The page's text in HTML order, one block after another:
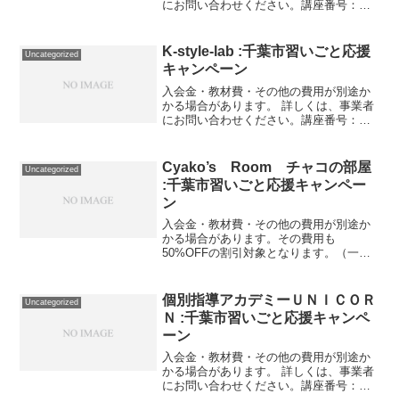
にお問い合わせください。講座番号：
分。 入会金なし。出張費(割引...
Uncategorized
K-style-lab :千葉市習いごと応援
キャンペーン
入会金・教材費・その他の費用が別途か
かる場合があります。 詳しくは、事業者
にお問い合わせください。講座番号：
2022/03/31EMSトレーニン...
Uncategorized
Cyako’s Room チャコの部屋
:千葉市習いごと応援キャンペー
ン
入会金・教材費・その他の費用が別途か
かる場合があります。その費用も
50%OFFの割引対象となります。（一部
01-01利用期間 2020/12/04〜2021/05/...
Uncategorized
個別指導アカデミーＵＮＩＣＯＲ
Ｎ :千葉市習いごと応援キャンペ
ーン
入会金・教材費・その他の費用が別途か
かる場合があります。 詳しくは、事業者
にお問い合わせください。講座番号：